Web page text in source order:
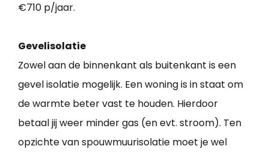
€710 p/jaar.
Gevelisolatie
Zowel aan de binnenkant als buitenkant is een
gevel isolatie mogelijk. Een woning is in staat om
de warmte beter vast te houden. Hierdoor
betaal jij weer minder gas (en evt. stroom). Ten
opzichte van spouwmuurisolatie moet je wel